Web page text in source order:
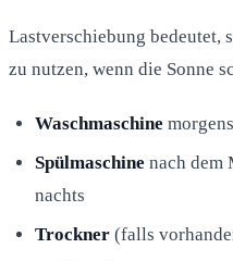
Lastverschiebung bedeutet,
zu nutzen, wenn die Sonne
Waschmaschine
Spülmaschine nach dem
nachts
Trockner (falls